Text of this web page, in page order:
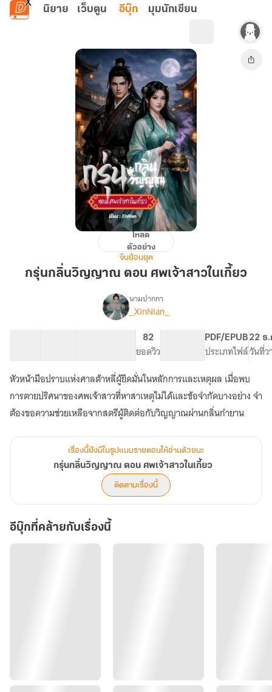
ข้ามไปยังเนื้อหาหลัก
นิยาย เว็บตูน อีบุ๊ก มุมนักเขียน
วิญญาณ
ตอน
โหลด
ตัวอย่าง
จีนย้อนยุค
กรุ่นกลิ่นวิญญาณ ตอน ศพเจ้าสาวในเกี้ยว
เรื่อง
กลิ่น
วิญญาณ
ตอน
ศพ
เจ้า
สาว
ใน
เกี้ยว
นามปากกา
_XinNian_
82
ยอดวิว
PDF/EPUB
ประเภทไฟล์
22 ธ
วันที่ว
หัวหน้ามือปราบแห่งศาลต้าหลี่ผู้ยึดมั่นในหลักการและเหตุผล เมื่อพบ
การตายปริศนาของศพเจ้าสาวที่หาสาเหตุไม่ได้และข้อจำกัดบางอย่าง จำ
ต้องขอความช่วยเหลือจากสตรีผู้ติดต่อกับวิญญาณผ่านกลิ่นกำยาน
เรื่องนี้ยังมีในรูปแบบรายตอนให้อ่านด้วยนะ
กรุ่นกลิ่นวิญญาณ ตอน ศพเจ้าสาวในเกี้ยว
ติดตามเรื่องนี้
อีบุ๊กที่คล้ายกับเรื่องนี้